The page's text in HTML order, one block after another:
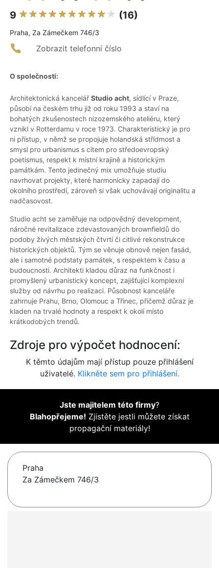
9 (16)
Praha, Za Zámečkem 746/3
Zobrazit telefonní číslo
O společnosti:
Architektonická kancelář Studio acht, sídlící v Praze,
působí na českém trhu již od roku 1993 a staví na
bohatých zkušenostech nizozemského ateliéru, který
vznikl v Rotterdamu v roce 1973. Charakteristický je pro
ni přístup, v němž se propojuje holandská střídmost a
smysl pro urbanismus s citem pro středoevropský
poetismus, respekt k místní krajině a historickým
památkám. Tento jedinečný mix umožňuje studiu
navrhovat projekty, které harmonicky zapadají do
okolního prostředí, zároveň si však uchovávají originalitu a
nadčasovost.
Studio acht se zaměřuje na odpovědný development,
náročné revitalizace zdevastovaných brownfieldů do
podoby živých městských čtvrtí či citlivé rekonstrukce
historických objektů. Tým se věnuje obnově nejen fasád,
ale i samotné podstaty památek, s respektem k času a
budoucnosti. Architekti kladou důraz na funkčnost i
promyšlený urbanistický koncept, zajišťující komplexní
služby od návrhu po realizaci. Působnost kanceláře
zahrnuje Prahu, Brno, Olomouc a Třinec, přičemž důraz je
kladen na trvalé hodnoty a respekt k okolí místo
krátkodobých trendů.
Zdroje pro výpočet hodnocení:
K těmto údajům mají přístup pouze přihlášení
uživatelé. Klikněte sem pro přihlášení.
Jste majitelem této firmy?
Blahopřejeme! Zjistěte jestli můžete získat
propagační materiály!
Praha
Za Zámečkem 746/3